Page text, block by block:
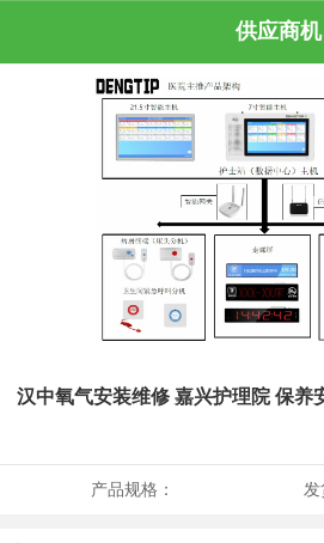
供应商机
汉中氧气安装维修 嘉兴护理院 保养
产品规格： 发